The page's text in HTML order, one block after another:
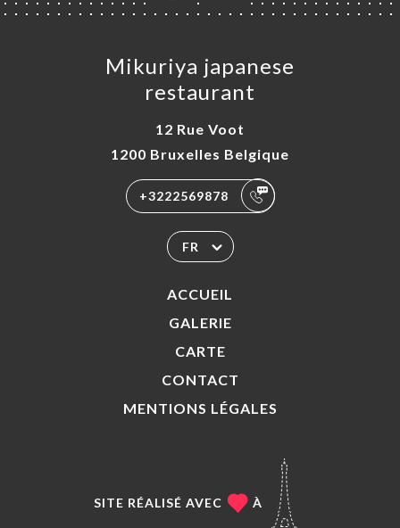
Mikuriya japanese
restaurant
12 Rue Voot
1200 Bruxelles Belgique
+3222569878
FR
ACCUEIL
GALERIE
CARTE
CONTACT
MENTIONS LÉGALES
SITE RÉALISÉ AVEC À